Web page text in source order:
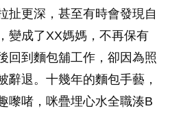
扯更深，甚至有時會發現自
變成了XX媽媽，不再保有
回到麵包舖工作，卻因為照
辭退。十幾年的麵包手藝，
嚟啫，咪疊埋心水全職湊B